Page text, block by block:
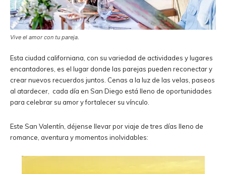
Vive el amor con tu pareja.
Esta ciudad californiana, con su variedad de actividades y lugares
encantadores, es el lugar donde las parejas pueden reconectar y
crear nuevos recuerdos juntos. Cenas a la luz de las velas, paseos
al atardecer, cada día en San Diego está lleno de oportunidades
para celebrar su amor y fortalecer su vínculo.
Este San Valentín, déjense llevar por viaje de tres días lleno de
romance, aventura y momentos inolvidables: